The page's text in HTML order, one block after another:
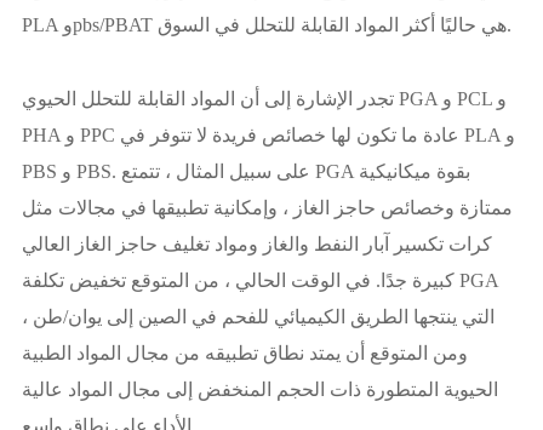
PLA وpbs/PBAT هي حاليًا أكثر المواد القابلة للتحلل في السوق.
تجدر الإشارة إلى أن المواد القابلة للتحلل الحيوي PGA و PCL و
PHA و PPC عادة ما تكون لها خصائص فريدة لا تتوفر في PLA و
PBS و PBS. على سبيل المثال ، تتمتع PGA بقوة ميكانيكية
ممتازة وخصائص حاجز الغاز ، وإمكانية تطبيقها في مجالات مثل
كرات تكسير آبار النفط والغاز ومواد تغليف حاجز الغاز العالي
كبيرة جدًا. في الوقت الحالي ، من المتوقع تخفيض تكلفة PGA
التي ينتجها الطريق الكيميائي للفحم في الصين إلى يوان/طن ،
ومن المتوقع أن يمتد نطاق تطبيقه من مجال المواد الطبية
الحيوية المتطورة ذات الحجم المنخفض إلى مجال المواد عالية